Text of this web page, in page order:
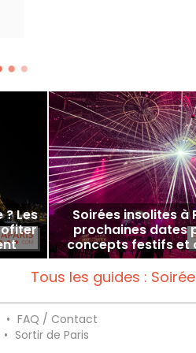
Les
Soirées insolites à
prochaines dates
concepts festifs et
Tous les guides :
• FAQ / Contact
• Sortir de Paris